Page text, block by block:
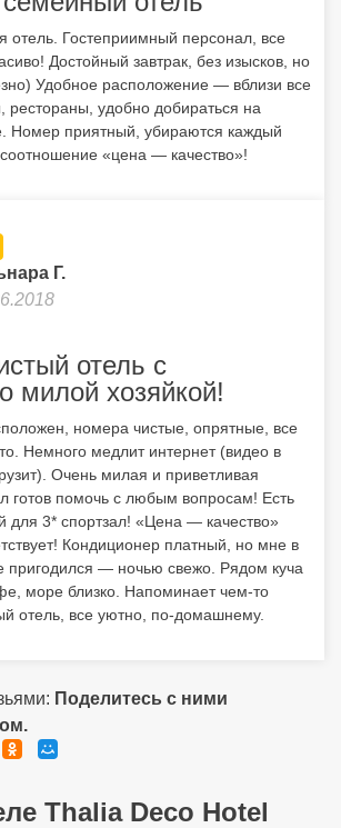
отель. Гостеприимный персонал, все
Достойный завтрак, без изысков, но
Удобное расположение — вблизи все
рестораны, удобно добираться на
Номер приятный, убираются каждый
«цена — качество»!
Г.
отель с
милой хозяйкой!
номера чистые, опрятные, все
Немного медлит интернет (видео в
Очень милая и приветливая
готов помочь с любым вопросам! Есть
для 3* спортзал! «Цена — качество»
Кондиционер платный, но мне в
пригодился — ночью свежо. Рядом куча
море близко. Напоминает чем-то
отель, все уютно, по-домашнему.
Поделитесь с ними
Thalia Deco Hotel